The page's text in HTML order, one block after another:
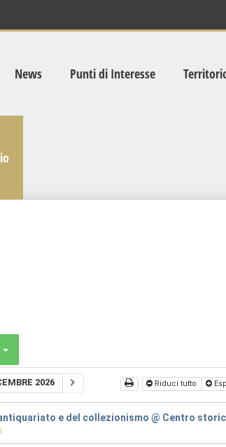
News Punti di Interesse
2026 Riduci tutto
e del collezionismo @ Centro